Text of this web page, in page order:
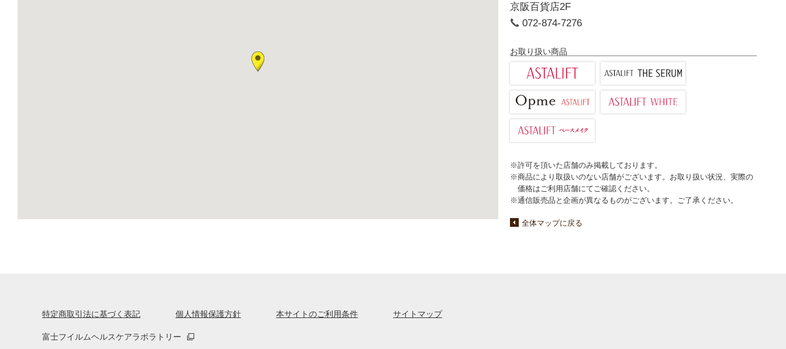
京阪百貨店2F
072-874-7276
お取り扱い商品
※許可を頂いた店舗のみ掲載しております。
※商品により取扱いのない店舗がございます。お取り扱い状況、実際の
価格はご利用店舗にてご確認ください。
※通信販売品と企画が異なるものがございます。ご了承ください。
全体マップに戻る
特定商取引法に基づく表記 個人情報保護方針 本サイトのご利用条件 サイトマップ
富士フイルムヘルスケアラボラトリー